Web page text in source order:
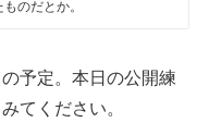
のだとか。
予定。本日の公開練
てください。